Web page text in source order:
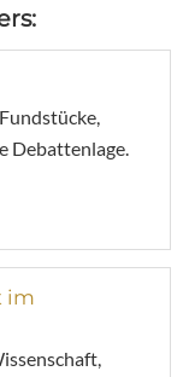
Debattenlage.
im